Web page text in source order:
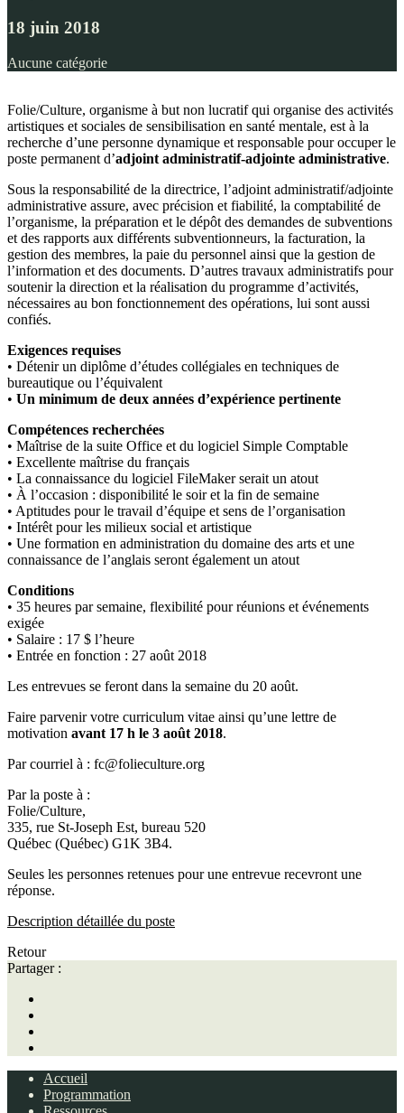
18 juin 2018
Aucune catégorie
Folie/Culture, organisme à but non lucratif qui organise des activités
artistiques et sociales de sensibilisation en santé mentale, est à la
recherche d’une personne dynamique et responsable pour occuper le
poste permanent d’adjoint administratif-adjointe administrative.
Sous la responsabilité de la directrice, l’adjoint administratif/adjointe
administrative assure, avec précision et fiabilité, la comptabilité de
l’organisme, la préparation et le dépôt des demandes de subventions
et des rapports aux différents subventionneurs, la facturation, la
gestion des membres, la paie du personnel ainsi que la gestion de
l’information et des documents. D’autres travaux administratifs pour
soutenir la direction et la réalisation du programme d’activités,
nécessaires au bon fonctionnement des opérations, lui sont aussi
confiés.
Exigences requises
• Détenir un diplôme d’études collégiales en techniques de
bureautique ou l’équivalent
• Un minimum de deux années d’expérience pertinente
Compétences recherchées
• Maîtrise de la suite Office et du logiciel Simple Comptable
• Excellente maîtrise du français
• La connaissance du logiciel FileMaker serait un atout
• À l’occasion : disponibilité le soir et la fin de semaine
• Aptitudes pour le travail d’équipe et sens de l’organisation
• Intérêt pour les milieux social et artistique
• Une formation en administration du domaine des arts et une
connaissance de l’anglais seront également un atout
Conditions
• 35 heures par semaine, flexibilité pour réunions et événements
exigée
• Salaire : 17 $ l’heure
• Entrée en fonction : 27 août 2018
Les entrevues se feront dans la semaine du 20 août.
Faire parvenir votre curriculum vitae ainsi qu’une lettre de
motivation avant 17 h le 3 août 2018.
Par courriel à : fc@folieculture.org
Par la poste à :
Folie/Culture,
335, rue St-Joseph Est, bureau 520
Québec (Québec) G1K 3B4.
Seules les personnes retenues pour une entrevue recevront une
réponse.
Description détaillée du poste
Retour
Partager :
Accueil
Programmation